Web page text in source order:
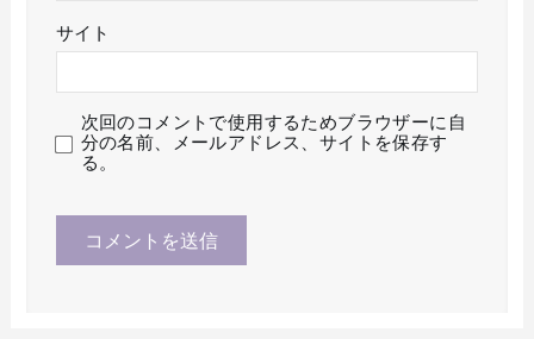
サイト
次回のコメントで使用するためブラウザーに自
分の名前、メールアドレス、サイトを保存す
る。